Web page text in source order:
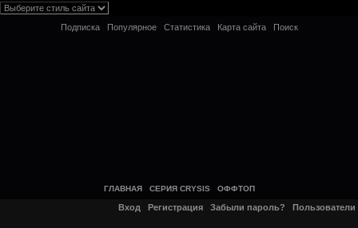
Подписка Популярное Статистика Карта сайта Поиск
ГЛАВНАЯ СЕРИЯ CRYSIS ОФФТОП
Вход Регистрация Забыли пароль? Пользователи